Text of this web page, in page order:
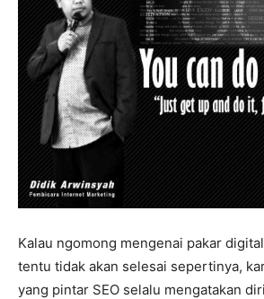
Kalau ngomong mengenai pakar
tentu tidak akan selesai sepertinya,
yang pintar SEO selalu mengatakan